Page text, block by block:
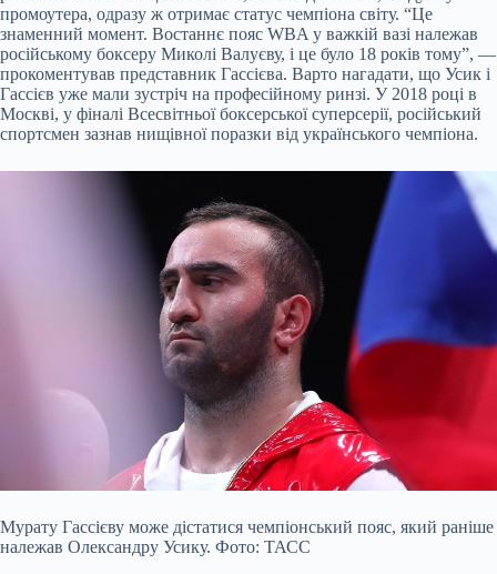
промоутера, одразу ж отримає статус чемпіона світу. “Це
знаменний момент. Востаннє пояс WBA у важкій вазі належав
російському боксеру Миколі Валуєву, і це було 18 років тому”, —
прокоментував представник Гассієва. Варто нагадати, що Усик і
Гассієв уже мали зустріч на професійному ринзі. У 2018 році в
Москві, у фіналі Всесвітньої боксерської суперсерії, російський
спортсмен зазнав нищівної поразки від українського чемпіона.
Мурату Гассієву може дістатися чемпіонський пояс, який раніше
належав Олександру Усику. Фото: ТАСС